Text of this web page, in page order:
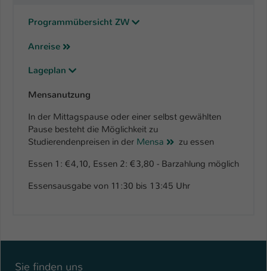
Programmübersicht ZW
Anreise
Lageplan
Mensanutzung
In der Mittagspause oder einer selbst gewählten
Pause besteht die Möglichkeit zu
Studierendenpreisen in der Mensa
zu essen
Essen 1: €4,10, Essen 2: €3,80 - Barzahlung möglich
Essensausgabe von 11:30 bis 13:45 Uhr
Sie finden uns